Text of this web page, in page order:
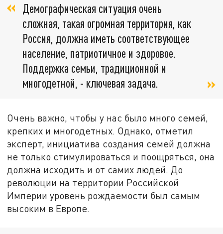
Демографическая ситуация очень
сложная, такая огромная территория, как
Россия, должна иметь соответствующее
население, патриотичное и здоровое.
Поддержка семьи, традиционной и
многодетной, - ключевая задача.
Очень важно, чтобы у нас было много семей,
крепких и многодетных. Однако, отметил
эксперт, инициатива создания семей должна
не только стимулироваться и поощряться, она
должна исходить и от самих людей. До
революции на территории Российской
Империи уровень рождаемости был самым
высоким в Европе.